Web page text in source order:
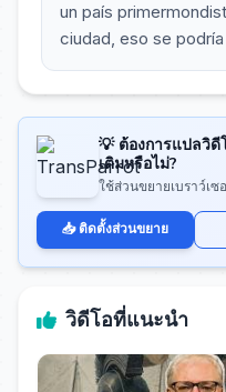
un país
ciudad, eso se
💡 ต้องการแปลวิดี
เติมหรือไม่?
ใช้ส่วนขยายเบราว์เซ
📥 ติดตั้งส่วนขยาย
วิดีโอที่แนะนำ